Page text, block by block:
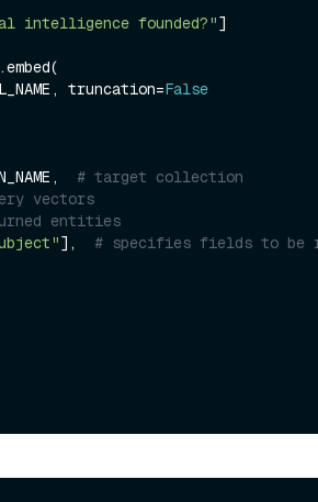
intelligence founded?"]
truncation=
False
# target collection
vectors
entities
], # specifies fields to be